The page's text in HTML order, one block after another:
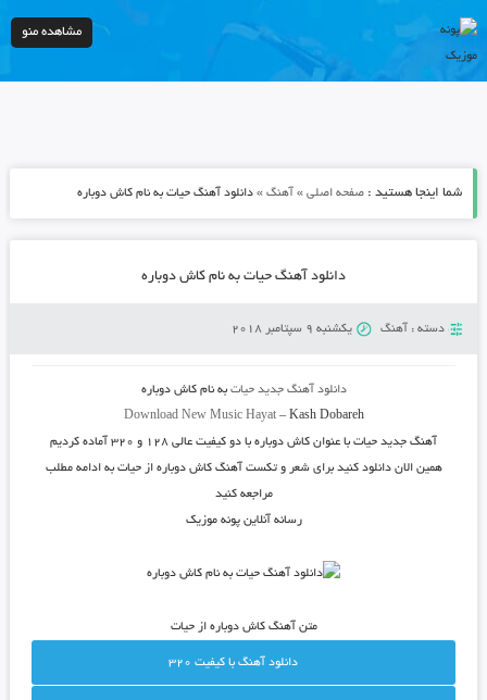
مشاهده منو
شما اینجا هستید : صفحه اصلی» آهنگ» دانلود آهنگ حیات به نام کاش دوباره
دانلود آهنگ حیات به نام کاش دوباره
دسته : آهنگ یکشنبه 9 سپتامبر 2018
دانلود آهنگ جدید حیات به نامکاش دوباره
Download New Music Hayat– Kash Dobareh
آهنگ جدید حیاتبا عنوان کاش دوبارهبا دو کیفیت عالی ۱۲۸ و ۳۲۰ آماده کردیم
همین الان دانلود کنید برای شعر و تکست آهنگ کاش دوباره از حیات به ادامه مطلب
مراجعه کنید
رسانه آنلاین پونه موزیک
متن آهنگ کاش دوباره از حیات
دانلود آهنگ با کيفيت 320